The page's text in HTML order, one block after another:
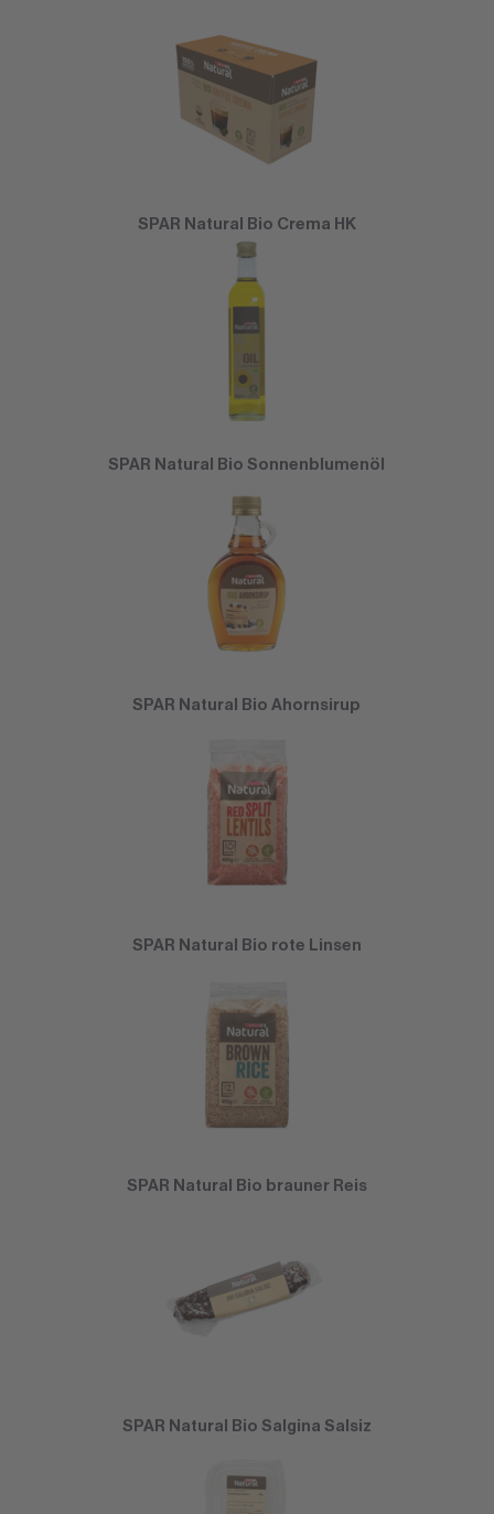
SPAR Natural Bio Crema HK
SPAR Natural Bio Sonnenblumenöl
SPAR Natural Bio Ahornsirup
SPAR Natural Bio rote Linsen
SPAR Natural Bio brauner Reis
SPAR Natural Bio Salgina Salsiz